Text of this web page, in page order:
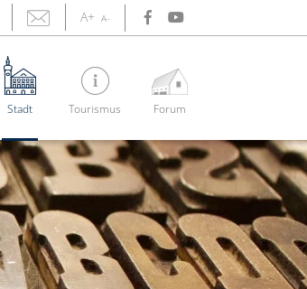
A+ A-
Stadt Tourismus Forum